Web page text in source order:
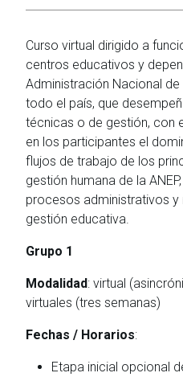
Curso virtual dirigido a
centros educativos y
Administración Nacional
todo el país, que
técnicas o de gestión, con
en los participantes el
flujos de trabajo de los
gestión humana de la
procesos administrativos
gestión educativa.
Grupo 1
Modalidad: virtual
virtuales (tres semanas)
Fechas / Horarios:
Etapa inicial opcional